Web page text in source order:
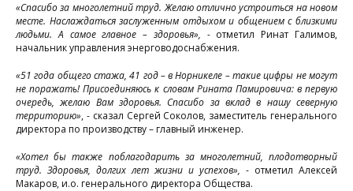
«Спасибо за многолетний труд. Желаю отлично устроиться на новом
месте. Наслаждаться заслуженным отдыхом и общением с близкими
людьми. А самое главное – здоровья», -отметил Ринат Галимов,
начальник управления энерговодоснабжения.
«51 года общего стажа, 41 год – в Норникеле – такие цифры не могут
не поражать! Присоединяюсь к словам Рината Памировича: в первую
очередь, желаю Вам здоровья. Спасибо за вклад в нашу северную
территорию», - сказал Сергей Соколов, заместитель генерального
директора по производству – главный инженер.
«Хотел бы также поблагодарить за многолетний, плодотворный
труд. Здоровья, долгих лет жизни и успехов», - отметил Алексей
Макаров, и.о. генерального директора Общества.